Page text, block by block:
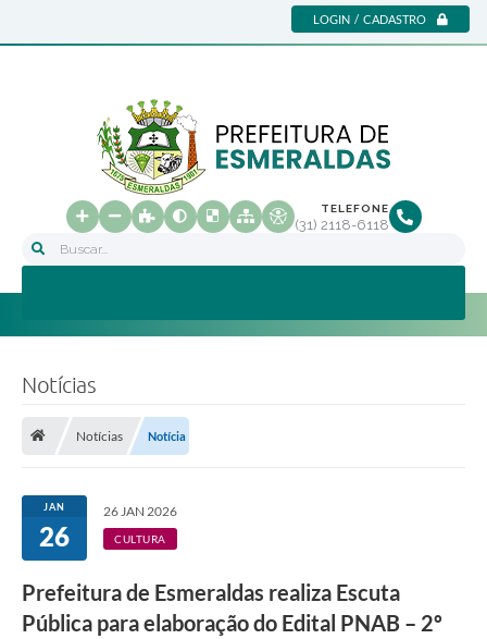
LOGIN / CADASTRO
Buscar...
TELEFONE
(31) 2118-6118
Notícias
Notícias Notícia
JAN
26
26 JAN 2026
CULTURA
Prefeitura de Esmeraldas realiza Escuta
Pública para elaboração do Edital PNAB – 2º